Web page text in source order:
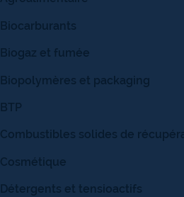
Biocarburants
Biogaz et fumée
Biopolymères et packaging
BTP
Combustibles solides de
Cosmétique
Détergents et tensioactifs